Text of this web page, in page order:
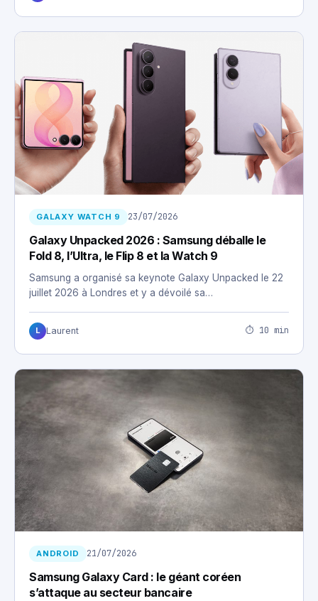
GALAXY WATCH 9 23/07/2026
Galaxy Unpacked 2026 : Samsung déballe le
Fold 8, l’Ultra, le Flip 8 et la Watch 9
Samsung a organisé sa keynote Galaxy Unpacked le 22
juillet 2026 à Londres et y a dévoilé sa…
L Laurent ⏱ 10 min
ANDROID 21/07/2026
Samsung Galaxy Card : le géant coréen
s’attaque au secteur bancaire